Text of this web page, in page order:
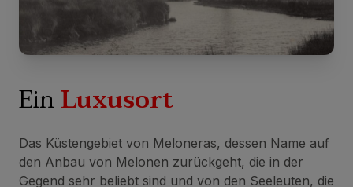
EinLuxusort
Das Küstengebiet von Meloneras, dessen Name auf
den Anbau von Melonen zurückgeht, die in der
Gegend sehr beliebt sind und von den Seeleuten, die